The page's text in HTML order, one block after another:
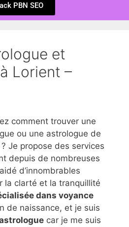
PBN SEO
et
Lorient –
comment trouver une
ou une astrologue de
Je propose des services
depuis de nombreuses
d’innombrables
la clarté et la tranquillité
dans voyance
de naissance, et je suis
car je me suis